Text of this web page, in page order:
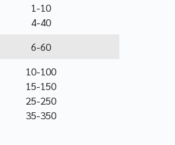
1-10
4-40
6-60
10-100
15-150
25-250
35-350